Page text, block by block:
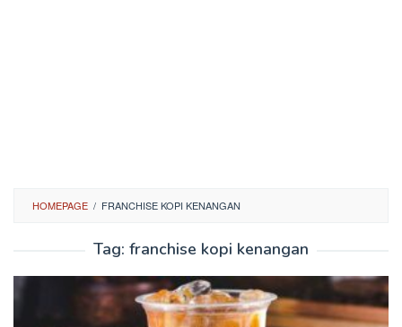
HOMEPAGE / FRANCHISE KOPI KENANGAN
Tag: franchise kopi kenangan